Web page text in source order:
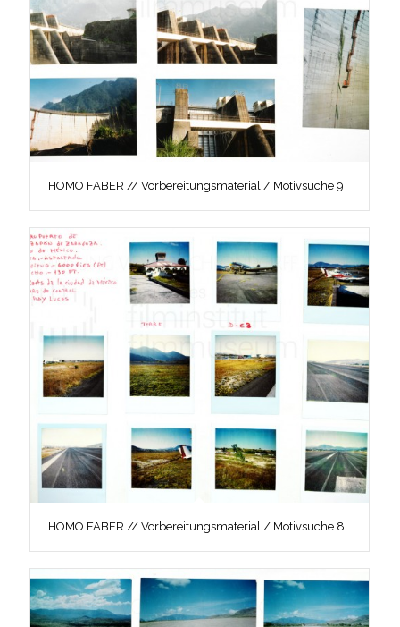
HOMO FABER // Vorbereitungsmaterial / Motivsuche 9
HOMO FABER // Vorbereitungsmaterial / Motivsuche 8